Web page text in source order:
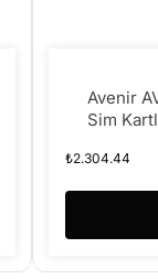
Avenir
Sim
₺2.304.44